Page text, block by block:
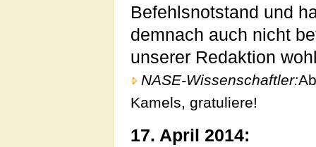
Befehlsnotstand und
demnach auch nicht
unserer Redaktion
NASE-Wissenschaftler:
Kamels, gratuliere!
17. April 2014: